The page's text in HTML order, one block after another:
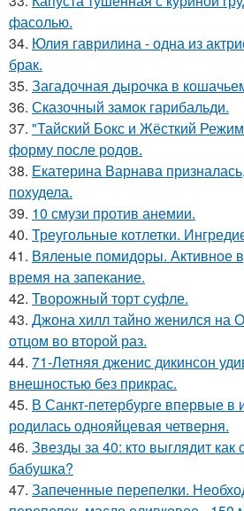
фасолью.
34. Юлия гаврилина - одна из
брак.
35. Загадочная дырочка в
36. Сказочный замок гарибальди.
37. "Тайский Бокс и Жёсткий
форму после родов.
38. Екатерина Варнава
похудела.
39. 10 смузи против анемии.
40. Треугольные котлетки.
41. Вяленые помидоры. Активное
время на запекание.
42. Творожный торт суфле.
43. Джона хилл тайно женился на
отцом во второй раз.
44. 71-Летняя дженис дикинсон
внешностью без прикрас.
45. В Санкт-петербурге впервые в
родилась однояйцевая четверня.
46. Звезды за 40: кто выглядит как
бабушка?
47. Запеченные перепелки.